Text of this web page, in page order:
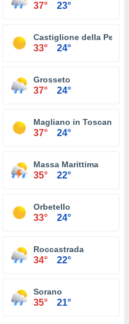
37° 23°
Castiglione della
33° 24°
Grosseto
37° 24°
Magliano in Toscana
37° 24°
Massa Marittima
35° 22°
Orbetello
33° 24°
Roccastrada
34° 22°
Sorano
35° 21°